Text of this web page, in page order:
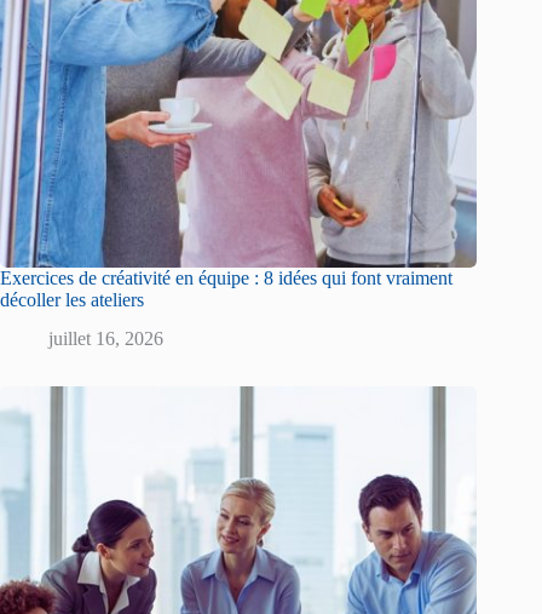
Exercices de créativité en équipe : 8 idées qui font vraiment
décoller les ateliers
juillet 16, 2026